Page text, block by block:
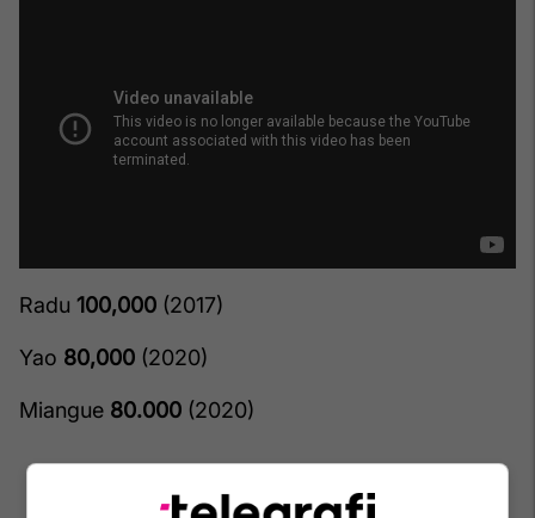
Radu 100,000 (2017)
Yao 80,000 (2020)
Miangue 80.000 (2020)